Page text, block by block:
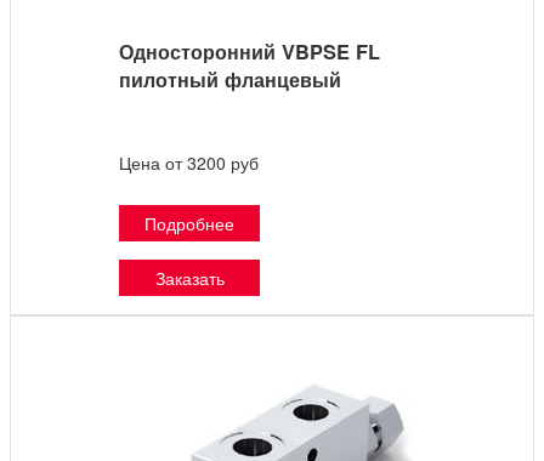
Односторонний VBPSE FL
пилотный фланцевый
Цена от 3200 руб
Подробнее
Заказать